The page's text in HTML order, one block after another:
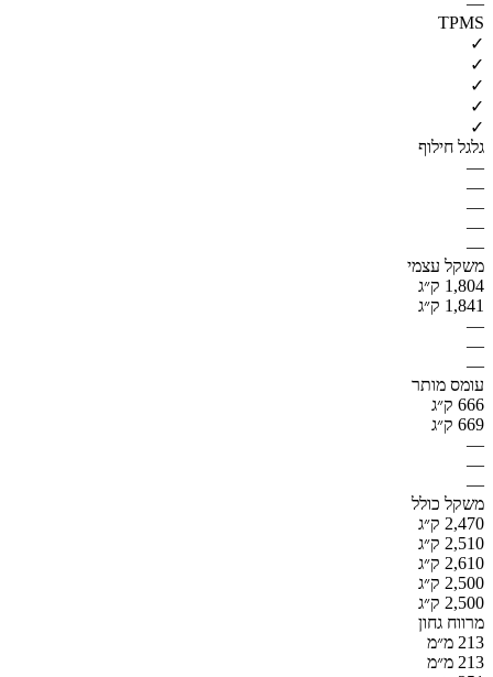
TPMS
✓
✓
✓
✓
✓
גלגל חילוף
—
—
—
—
—
משקל עצמי
1,804 ק״ג
1,841 ק״ג
—
—
—
עומס מותר
666 ק״ג
669 ק״ג
—
—
—
משקל כולל
2,470 ק״ג
2,510 ק״ג
2,610 ק״ג
2,500 ק״ג
2,500 ק״ג
מרווח גחון
213 מ״מ
213 מ״מ